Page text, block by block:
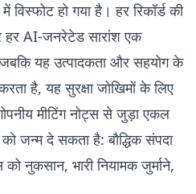
विस्फोट हो गया है। हर रिकॉर्ड की
हर AI-जनरेटेड सारांश एक
यह उत्पादकता और सहयोग के
है, यह सुरक्षा जोखिमों के लिए
मीटिंग नोट्स से जुड़ा एकल
को जन्म दे सकता है: बौद्धिक संपदा
नुकसान, भारी नियामक जुर्माने,